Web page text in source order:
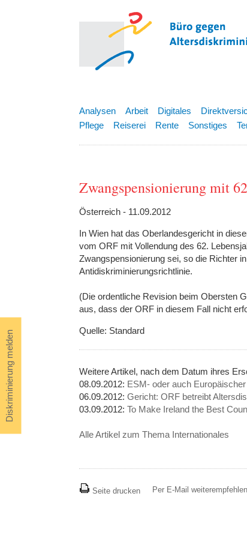
Diskriminierung melden
Analysen Arbeit Digitales
Pflege
Reiserei Rente Sonstiges
Zwangspensionierung mit
Österreich - 11.09.2012
In Wien hat das Oberlandesgericht in
vom ORF mit Vollendung des 62.
Zwangspensionierung sei, so die Richter
Antidiskriminierungsrichtlinie.
(Die ordentliche Revision beim Obersten
aus, dass der ORF in diesem Fall nicht
Quelle: Standard
Weitere Artikel, nach dem Datum ihres
08.09.2012: ESM- oder auch
06.09.2012: Gericht: ORF betreibt
03.09.2012: To Make Ireland the Best
Alle Artikel zum Thema Internationales
Seite drucken Per E-Mail weiterempfehlen